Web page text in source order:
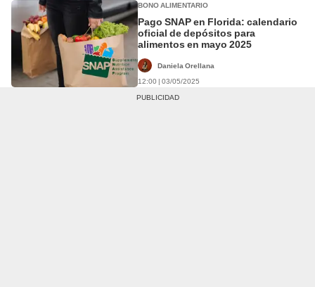
BONO ALIMENTARIO
Pago SNAP en Florida: calendario
oficial de depósitos para
alimentos en mayo 2025
Daniela Orellana
12:00 | 03/05/2025